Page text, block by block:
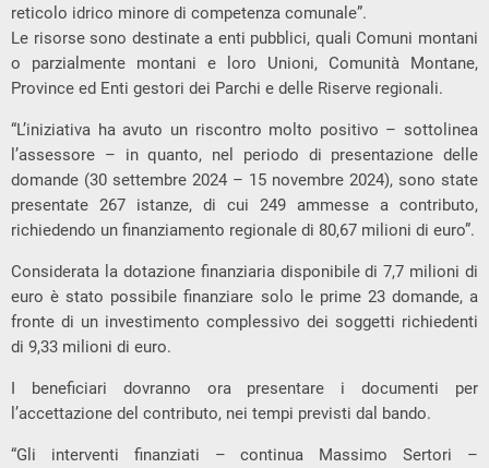
reticolo idrico minore di competenza comunale”.
Le risorse sono destinate a enti pubblici, quali Comuni montani
o parzialmente montani e loro Unioni, Comunità Montane,
Province ed Enti gestori dei Parchi e delle Riserve regionali.
“L’iniziativa ha avuto un riscontro molto positivo – sottolinea
l’assessore – in quanto, nel periodo di presentazione delle
domande (30 settembre 2024 – 15 novembre 2024), sono state
presentate 267 istanze, di cui 249 ammesse a contributo,
richiedendo un finanziamento regionale di 80,67 milioni di euro”.
Considerata la dotazione finanziaria disponibile di 7,7 milioni di
euro è stato possibile finanziare solo le prime 23 domande, a
fronte di un investimento complessivo dei soggetti richiedenti
di 9,33 milioni di euro.
I beneficiari dovranno ora presentare i documenti per
l’accettazione del contributo, nei tempi previsti dal bando.
“Gli interventi finanziati – continua Massimo Sertori –